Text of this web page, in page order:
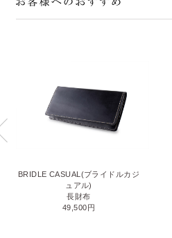
BRIDLE CASUAL(ブライドルカジ
ュアル)
長財布
49,500円